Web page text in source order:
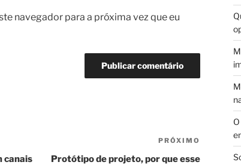
navegador para a próxima vez que eu
canais
Próximo
post
PRÓXIMO
Protótipo de projeto, por que esse